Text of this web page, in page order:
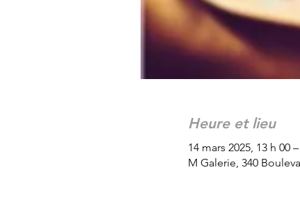
Heure et lieu
14 mars 2025, 13 h 00
M Galerie, 340